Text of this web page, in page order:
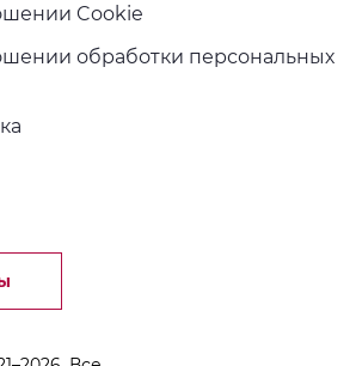
Cookie
обработки персональных